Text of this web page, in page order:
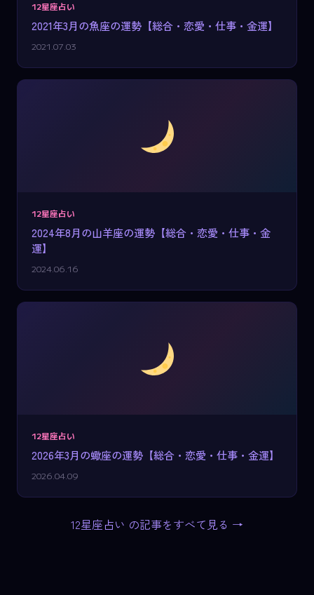
12星座占い
2021年3月の魚座の運勢【総合・恋愛・仕事・金運】
2021.07.03
12星座占い
2024年8月の山羊座の運勢【総合・恋愛・仕事・金
運】
2024.06.16
12星座占い
2026年3月の蠍座の運勢【総合・恋愛・仕事・金運】
2026.04.09
12星座占い の記事をすべて見る →